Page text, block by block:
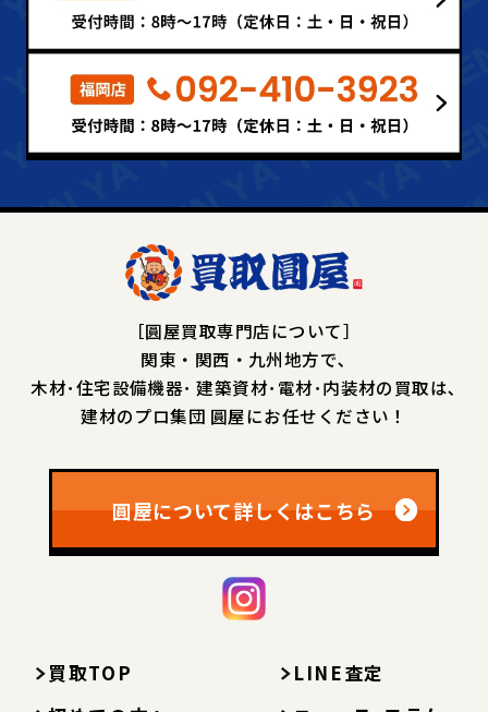
［圓屋買取専門店について］
関東・関西・九州地方で､
木材･住宅設備機器･ 建築資材･電材･内装材の買取は､
建材のプロ集団 圓屋にお任せください！
圓屋について詳しくはこちら
買取TOP
LINE査定